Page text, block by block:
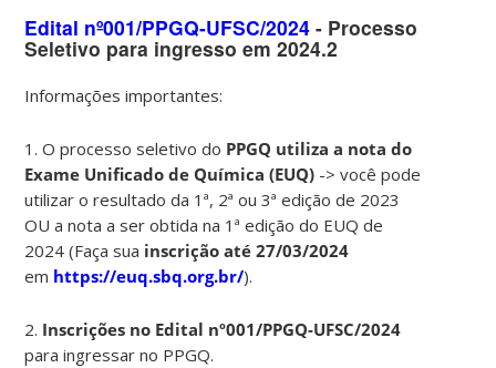
Edital nº001/PPGQ-UFSC/2024 - Processo
Seletivo para ingresso em 2024.2
Informações importantes:
1. O processo seletivo do PPGQ utiliza a nota do
Exame Unificado de Química (EUQ) -> você pode
utilizar o resultado da 1ª, 2ª ou 3ª edição de 2023
OU a nota a ser obtida na 1ª edição do EUQ de
2024 (Faça sua inscrição até 27/03/2024
em https://euq.sbq.org.br/).
2. Inscrições no Edital nº001/PPGQ-UFSC/2024
para ingressar no PPGQ.